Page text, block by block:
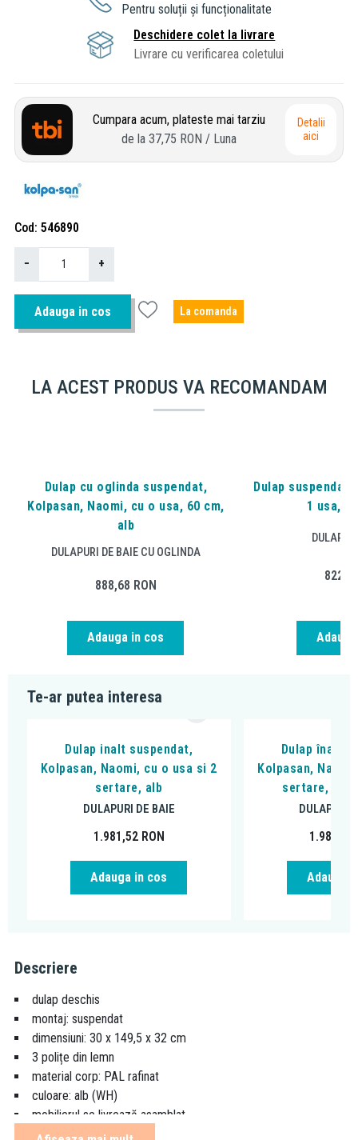
Pentru soluții și funcționalitate
Deschidere colet la livrare
Livrare cu verificarea coletului
Cumpara acum, plateste mai tarziu
de la 37,75 RON / Luna
Detalii
aici
Cod 546890
− +
Adauga in cos La comanda
LA ACEST PRODUS VA RECOMANDAM
Dulap cu oglinda suspendat,
Kolpasan, Naomi, cu o usa, 60 cm,
alb
DULAPURI DE BAIE CU OGLINDA
888,68 RON
Adauga in cos
Dulap suspendat,
1 usa,
Te-ar putea interesa
Dulap inalt suspendat,
Kolpasan, Naomi, cu o usa si 2
sertare, alb
DULAPURI DE BAIE
1.981,52 RON
Adauga in cos
Dulap înalt
Kolpasan,
sertare,
DULAPURI
1.981,52
Adauga
Descriere
dulap deschis
montaj: suspendat
dimensiuni: 30 x 149,5 x 32 cm
3 polițe din lemn
material corp: PAL rafinat
culoare: alb (WH)
mobilierul se livrează asamblat
disponibil în finisaj natural wood (NW) și dark concrete (DC)